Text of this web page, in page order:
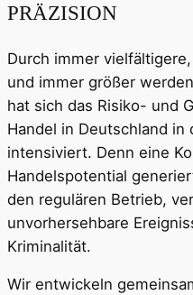
PRÄZISION
Durch immer
und immer größer
hat sich das Risiko- und
Handel in Deutschland
intensiviert. Denn eine
Handelspotential
den regulären Betrieb,
unvorhersehbare
Kriminalität.
Wir entwickeln